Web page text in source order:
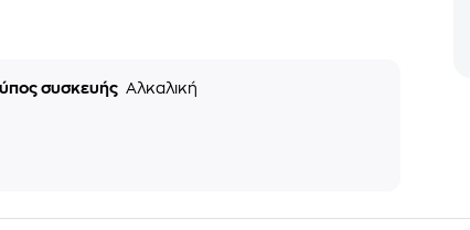
συσκευής Αλκαλική